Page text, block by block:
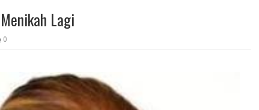
Lagi
0
LEBIH DARI SEKEDAR
@ 937 Krakatau Radio, ig